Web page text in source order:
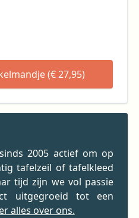
in mijn winkelmandje (€ 27,95)
2005 actief om op
tafelzeil of tafelkleed
tijd zijn we vol passie
uitgegroeid tot een
alles over ons.